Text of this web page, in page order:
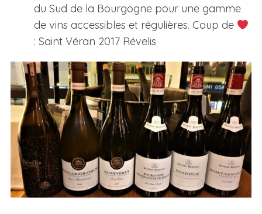
du Sud de la Bourgogne pour une gamme
de vins accessibles et régulières. Coup de
: Saint Véran 2017 Révelis